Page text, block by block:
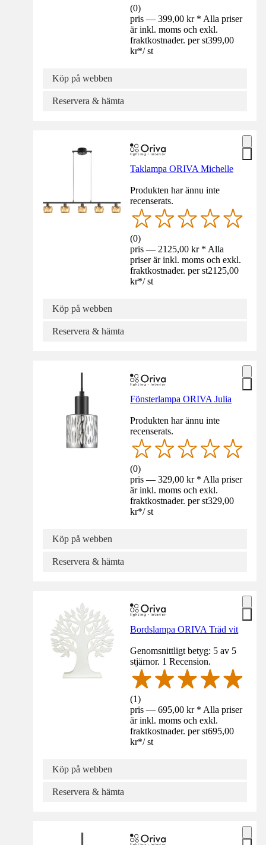
(0)
pris — 399,00 kr * Alla priser
är inkl. moms och exkl.
fraktkostnader. per st399,00
kr*/ st
Köp på webben
Reservera & hämta
Taklampa ORIVA Michelle
Produkten har ännu inte
recenserats.
(0)
pris — 2125,00 kr * Alla
priser är inkl. moms och exkl.
fraktkostnader. per st2125,00
kr*/ st
Köp på webben
Reservera & hämta
Fönsterlampa ORIVA Julia
Produkten har ännu inte
recenserats.
(0)
pris — 329,00 kr * Alla priser
är inkl. moms och exkl.
fraktkostnader. per st329,00
kr*/ st
Köp på webben
Reservera & hämta
Bordslampa ORIVA Träd vit
Genomsnittligt betyg: 5 av 5
stjärnor. 1 Recension.
(1)
pris — 695,00 kr * Alla priser
är inkl. moms och exkl.
fraktkostnader. per st695,00
kr*/ st
Köp på webben
Reservera & hämta